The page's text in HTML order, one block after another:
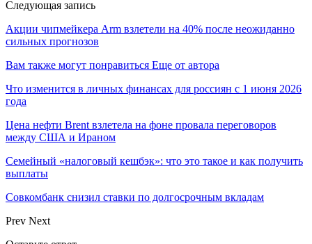
Следующая запись
Акции чипмейкера Arm взлетели на 40% после неожиданно
сильных прогнозов
Вам также могут понравиться Еще от автора
Что изменится в личных финансах для россиян с 1 июня 2026
года
Цена нефти Brent взлетела на фоне провала переговоров
между США и Ираном
Семейный «налоговый кешбэк»: что это такое и как получить
выплаты
Совкомбанк снизил ставки по долгосрочным вкладам
Prev Next